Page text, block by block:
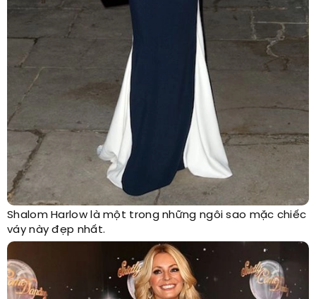
Shalom Harlow là một trong những ngôi sao mặc chiếc
váy này đẹp nhất.